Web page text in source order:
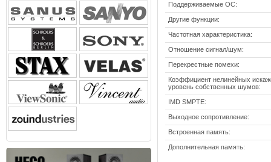
Поддерживаемые ОС:
Другие функции:
Частотная характеристика:
Отношение сигнал/шум:
Перекрестные помехи:
Коэффициент нелинейных
уровень собственных шумов:
IMD SMPTE:
Выходное сопротивление:
Встроенная память:
Дополнительная память: